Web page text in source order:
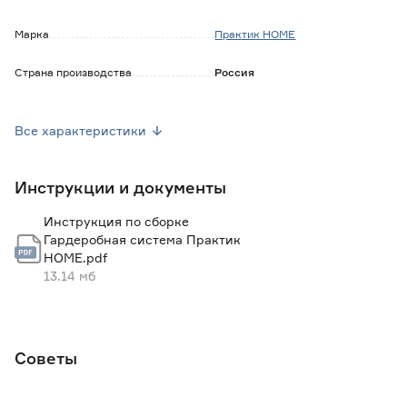
Марка Практик HOME
Страна производства Россия
Все характеристики
Инструкции и документы
Инструкция по сборке
Гардеробная система Практик
HOME.pdf
13.14 мб
Советы